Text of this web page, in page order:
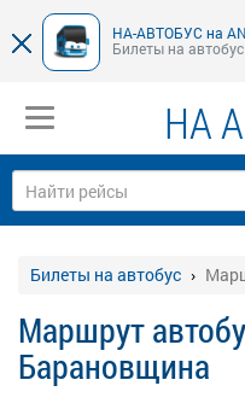
НА-АВТОБУС на
Билеты на
НА
Билеты на автобус
Маршрут
Барановщина